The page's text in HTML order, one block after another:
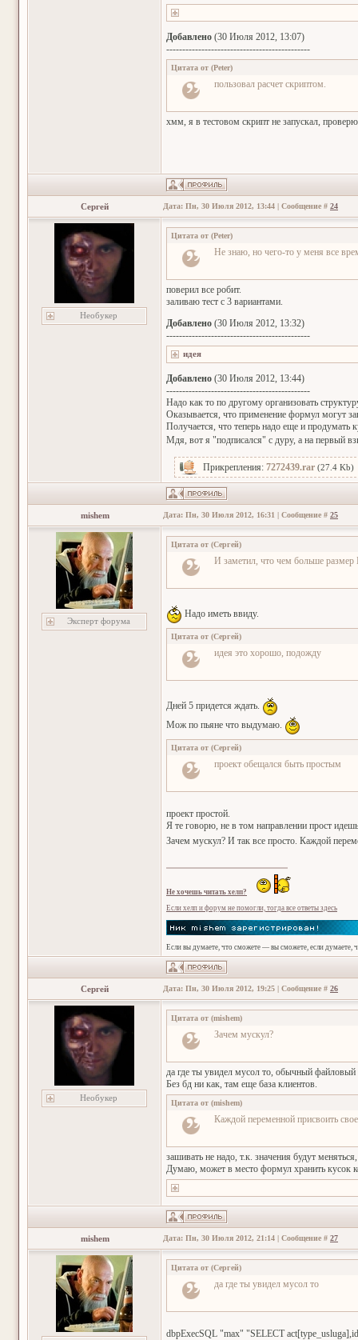
Добавлено (30 Июля 2012, 13:07)
---------------------------------------------
Цитата от (Peter)
пользовал расчет скриптом.
хмм, я в тестовом скрипт не запускал,
Сергей Дата: Пн, 30 Июля 2012, 13:44 | Сообщение # 24
Необукер
Цитата от (Peter)
Не знаю, но чего-то у меня все
поверил все робит.
заливаю тест с 3 вариантами.
Добавлено (30 Июля 2012, 13:32)
---------------------------------------------
Добавлено (30 Июля 2012, 13:44)
---------------------------------------------
Надо как то по другому организовать
Оказывается, что применение формул могут
Получается, что теперь надо еще и продумать
Мдя, вот я "подписался" с дуру, а на первый
Прикрепления: 7272439.rar (27.4 Kb)
mishem Дата: Пн, 30 Июля 2012, 16:31 | Сообщение # 25
Эксперт форума
Цитата от (Сергей)
И заметил, что чем больше размер
Надо иметь ввиду.
Цитата от (Сергей)
идея это хорошо, подожду
Дней 5 придется ждать.
Мож по пьяне что выдумаю.
Цитата от (Сергей)
проект обещался быть простым
проект простой.
Я те говорю, не в том направлении прост
Зачем мускул? И так все просто. Каждой
Не хочешь читать хелп?
Если хелп и форум не помогли, тогда все ответы здесь
Если вы думаете, что сможете — вы сможете, если думаете,
Сергей Дата: Пн, 30 Июля 2012, 19:25 | Сообщение # 26
Необукер
Цитата от (mishem)
Зачем мускул?
да где ты увидел мусол то, обычный файловый
Без бд ни как, там еще база клиентов.
Цитата от (mishem)
Каждой переменной присвоить
зашивать не надо, т.к. значения будут
Думаю, может в место формул хранить кусок
mishem Дата: Пн, 30 Июля 2012, 21:14 | Сообщение # 27
Цитата от (Сергей)
да где ты увидел мусол то
dbpExecSQL "max" "SELECT